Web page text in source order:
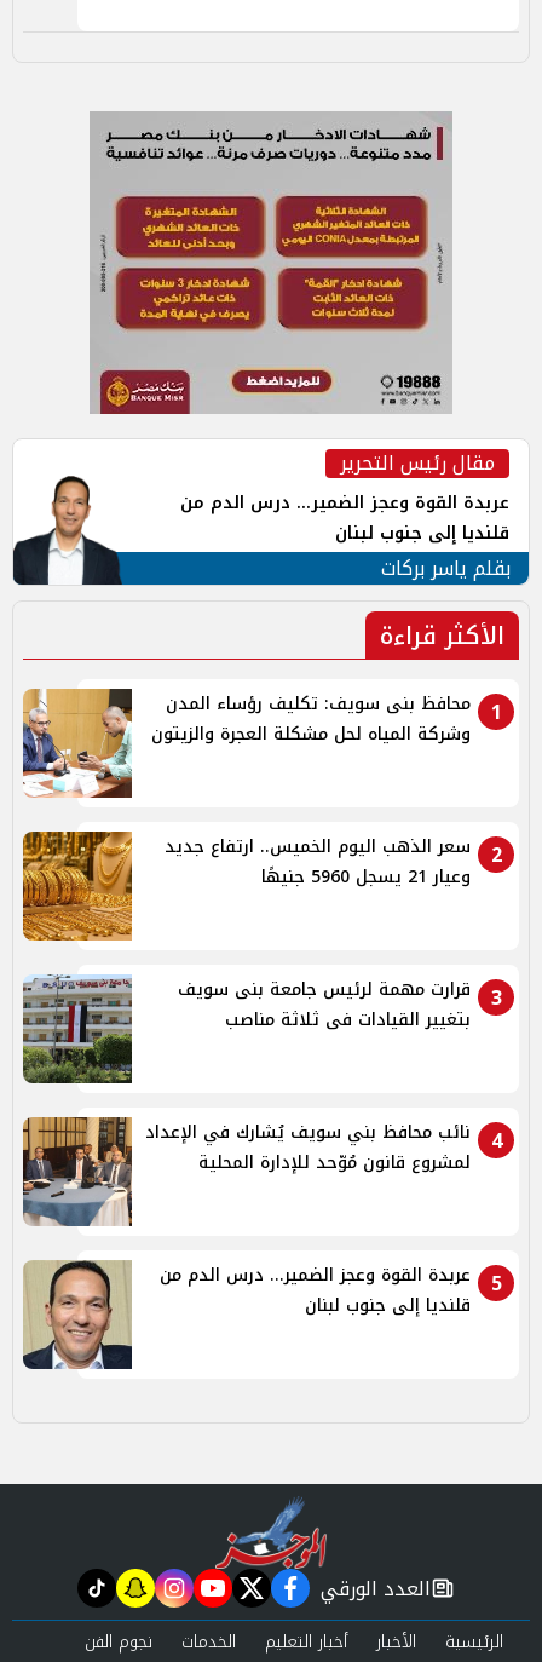
مقال رئيس التحرير
عربدة القوة وعجز الضمير... درس الدم من
قلنديا إلى جنوب لبنان
بقلم ياسر بركات
الأكثر قراءة
1
محافظ بنى سويف: تكليف رؤساء المدن
وشركة المياه لحل مشكلة العجرة والزيتون
2
سعر الذهب اليوم الخميس.. ارتفاع جديد
وعيار 21 يسجل 5960 جنيهًا
3
قرارت مهمة لرئيس جامعة بنى سويف
بتغيير القيادات فى ثلاثة مناصب
4
نائب محافظ بني سويف يُشارك في الإعداد
لمشروع قانون مُوّحد للإدارة المحلية
5
عربدة القوة وعجز الضمير... درس الدم من
قلنديا إلى جنوب لبنان
newspaper
العدد الورقي facebook
twitter
youtube
instagram
snapchat
tiktok
الرئيسية الأخبار أخبار التعليم الخدمات نجوم الفن